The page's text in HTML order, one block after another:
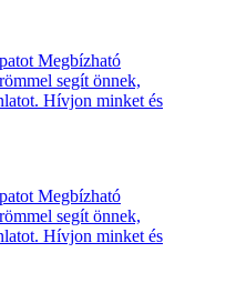
Megbízható
segít önnek,
Hívjon minket és
Megbízható
segít önnek,
Hívjon minket és